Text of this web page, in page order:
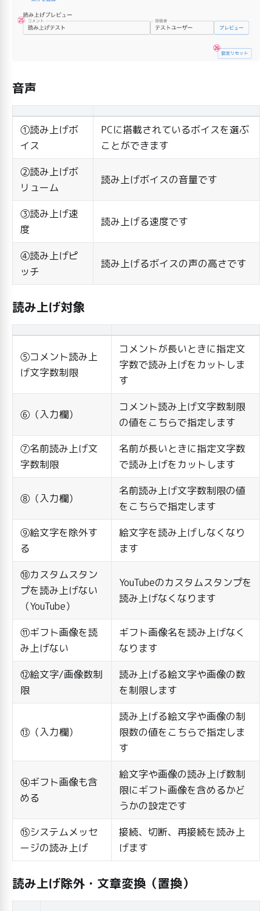
音声
①読み上げボ
イス
PCに搭載されているボイスを選ぶ
ことができます
②読み上げボ
リューム
読み上げボイスの音量です
③読み上げ速
度
読み上げる速度です
④読み上げピ
ッチ
読み上げるボイスの声の高さです
読み上げ対象
⑤コメント読み上
げ文字数制限
コメントが長いときに指定文
字数で読み上げをカットしま
す
⑥（入力欄）
コメント読み上げ文字数制限
の値をこちらで指定します
⑦名前読み上げ文
字数制限
名前が長いときに指定文字数
で読み上げをカットします
⑧（入力欄）
名前読み上げ文字数制限の値
をこちらで指定します
⑨絵文字を除外す
る
絵文字を読み上げしなくなり
ます
⑩カスタムスタン
プを読み上げない
（YouTube）
YouTubeのカスタムスタンプを
読み上げなくなります
⑪ギフト画像を読
み上げない
ギフト画像名を読み上げなく
なります
⑫絵文字/画像数制
限
読み上げる絵文字や画像の数
を制限します
⑬（入力欄）
読み上げる絵文字や画像の制
限数の値をこちらで指定しま
す
⑭ギフト画像も含
める
絵文字や画像の読み上げ数制
限にギフト画像を含めるかど
うかの設定です
⑮システムメッセ
ージの読み上げ
接続、切断、再接続を読み上
げます
読み上げ除外・文章変換（置換）